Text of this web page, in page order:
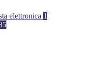
elettronica 1